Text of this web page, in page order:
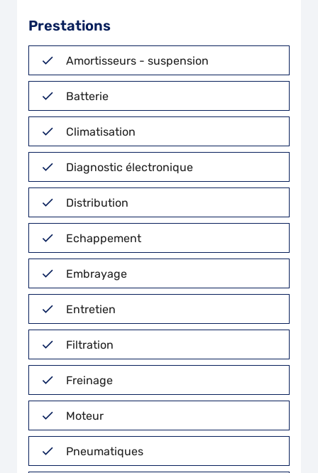
Prestations
Amortisseurs - suspension
Batterie
Climatisation
Diagnostic électronique
Distribution
Echappement
Embrayage
Entretien
Filtration
Freinage
Moteur
Pneumatiques